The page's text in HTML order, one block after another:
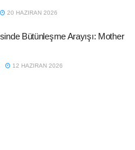
20 HAZIRAN 2026
Bütünleşme Arayışı: Mother
12 HAZIRAN 2026